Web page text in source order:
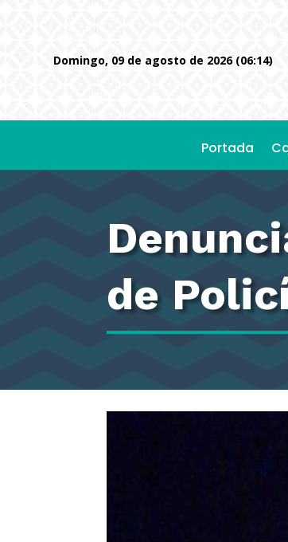
domingo, 09 de agosto de 2026 (06:14)
Portada
de